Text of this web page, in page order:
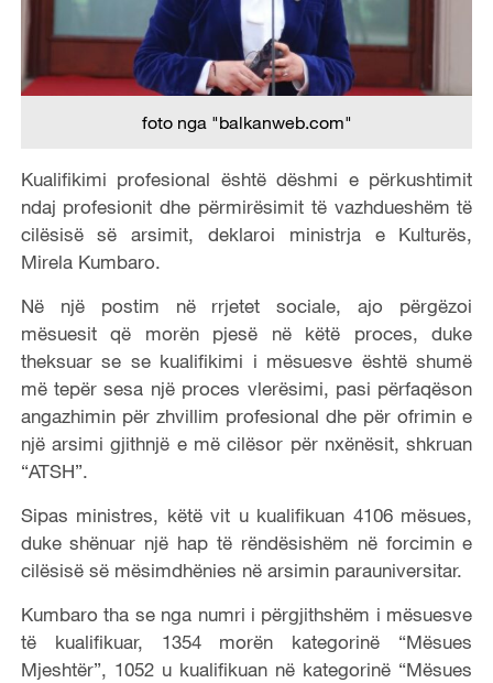
foto nga "balkanweb.com"
Kualifikimi profesional është dëshmi e përkushtimit
ndaj profesionit dhe përmirësimit të vazhdueshëm të
cilësisë së arsimit, deklaroi ministrja e Kulturës,
Mirela Kumbaro.
Në një postim në rrjetet sociale, ajo përgëzoi
mësuesit që morën pjesë në këtë proces, duke
theksuar se se kualifikimi i mësuesve është shumë
më tepër sesa një proces vlerësimi, pasi përfaqëson
angazhimin për zhvillim profesional dhe për ofrimin e
një arsimi gjithnjë e më cilësor për nxënësit, shkruan
“ATSH”.
Sipas ministres, këtë vit u kualifikuan 4106 mësues,
duke shënuar një hap të rëndësishëm në forcimin e
cilësisë së mësimdhënies në arsimin parauniversitar.
Kumbaro tha se nga numri i përgjithshëm i mësuesve
të kualifikuar, 1354 morën kategorinë “Mësues
Mjeshtër”, 1052 u kualifikuan në kategorinë “Mësues